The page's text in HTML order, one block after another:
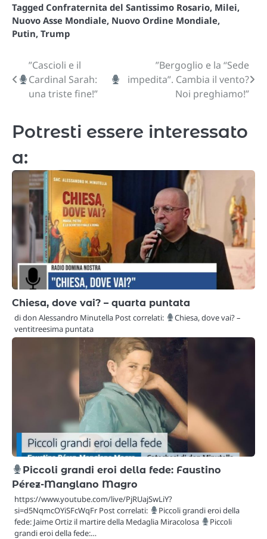
Tagged Confraternita del Santissimo Rosario, Milei,
Nuovo Asse Mondiale, Nuovo Ordine Mondiale,
Putin, Trump
Navigazione
articoli
”Cascioli e il
Cardinal Sarah:
una triste fine!”
”Bergoglio e la “Sede
impedita”. Cambia il vento?
Noi preghiamo!”
Potresti essere interessato
a:
Chiesa, dove vai? – quarta puntata
di don Alessandro Minutella Post correlati:
Chiesa, dove vai? –
ventitreesima puntata
Piccoli grandi eroi della fede: Faustino
Pérez-Manglano Magro
https://www.youtube.com/live/PjRUajSwLiY?
si=d5NqmcOYiSFcWqFr Post correlati:
Piccoli grandi eroi della
fede: Jaime Ortiz il martire della Medaglia Miracolosa
Piccoli
grandi eroi della fede:…